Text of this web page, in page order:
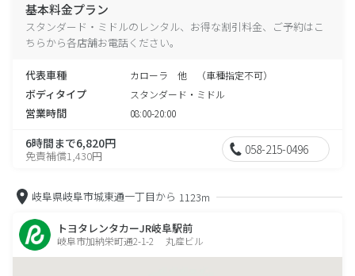
基本料金プラン
スタンダード・ミドルのレンタル、お得な割引料金、ご予約はこ
ちらから各店舗お電話ください。
代表車種 カローラ 他 （車種指定不可）
ボディタイプ スタンダード・ミドル
営業時間 08:00-20:00
6時間まで6,820円
免責補償1,430円 058-215-0496
岐阜県岐阜市城東通一丁目から 1123m
トヨタレンタカーJR岐阜駅前
岐阜市加納栄町通2-1-2 丸産ビル